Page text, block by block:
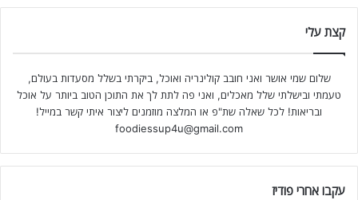
קצת עלי
שלום שמי אושר ואני חובב קולינריה ואוכל, ביקרתי בשלל מסעדות בעולם,
טעמתי ובישלתי שלל מאכלים, ואני פה לתת לך את התוכן הטוב ביותר על אוכל
ובריאות! לכל שאלה שת"פ או המלצה מוזמנים ליצור איתי קשר במייל!
foodiessup4u@gmail.com
עקבו אחרי פודיז